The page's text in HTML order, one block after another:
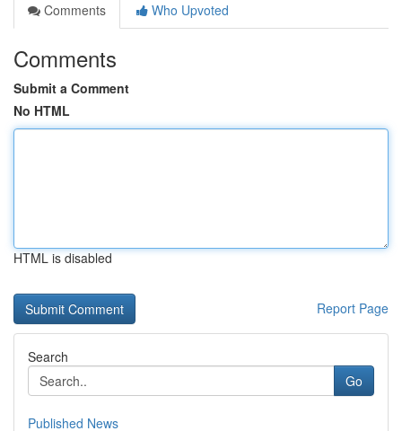
Comments
Who Upvoted
Comments
Submit a Comment
No HTML
HTML is disabled
Report Page
Search
Go
Published News